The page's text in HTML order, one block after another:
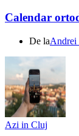
Calendar
De laAndrei
Azi in Cluj